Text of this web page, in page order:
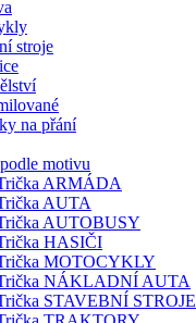
stroje
na přání
motivu
ARMÁDA
AUTA
AUTOBUSY
HASIČI
MOTOCYKLY
NÁKLADNÍ AUTA
STAVEBNÍ STROJE